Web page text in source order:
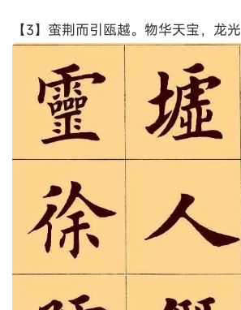
【3】蛮荆而引瓯越。物华天宝，龙光